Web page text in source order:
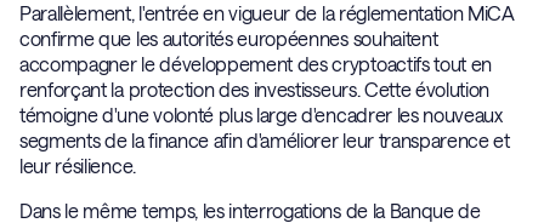
Parallèlement, l'entrée en vigueur de la réglementation MiCA
confirme que les autorités européennes souhaitent
accompagner le développement des cryptoactifs tout en
renforçant la protection des investisseurs. Cette évolution
témoigne d'une volonté plus large d'encadrer les nouveaux
segments de la finance afin d'améliorer leur transparence et
leur résilience.
Dans le même temps, les interrogations de la Banque de